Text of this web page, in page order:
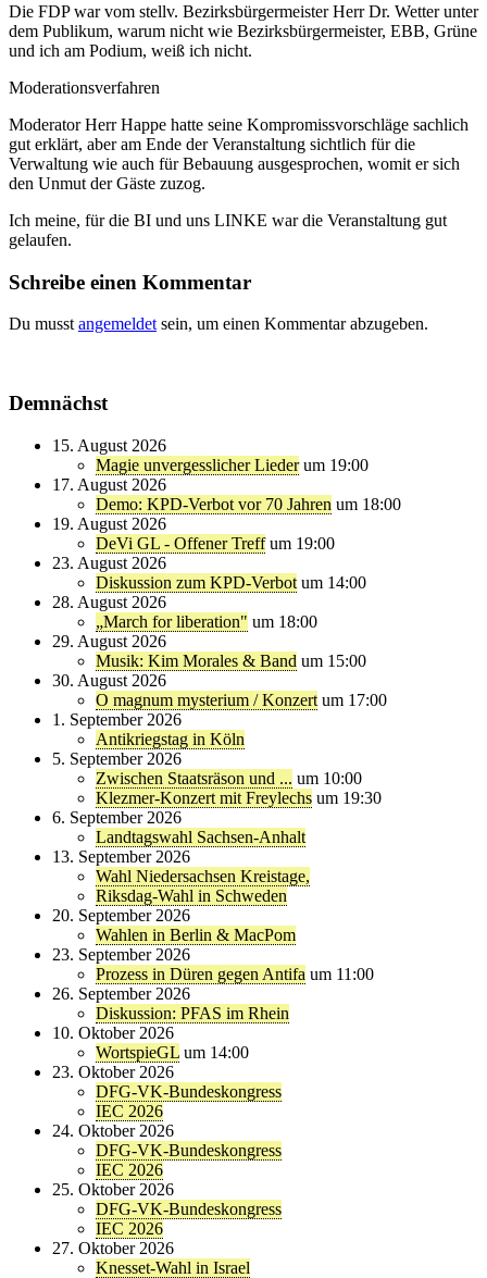
Die FDP war vom stellv. Bezirksbürgermeister Herr Dr. Wetter unter
dem Publikum, warum nicht wie Bezirksbürgermeister, EBB, Grüne
und ich am Podium, weiß ich nicht.
Moderationsverfahren
Moderator Herr Happe hatte seine Kompromissvorschläge sachlich
gut erklärt, aber am Ende der Veranstaltung sichtlich für die
Verwaltung wie auch für Bebauung ausgesprochen, womit er sich
den Unmut der Gäste zuzog.
Ich meine, für die BI und uns LINKE war die Veranstaltung gut
gelaufen.
Schreibe einen Kommentar
Du musst angemeldet sein, um einen Kommentar abzugeben.
Demnächst
15. August 2026
Magie unvergesslicher Lieder um 19:00
17. August 2026
Demo: KPD-Verbot vor 70 Jahren um 18:00
19. August 2026
DeVi GL - Offener Treff um 19:00
23. August 2026
Diskussion zum KPD-Verbot um 14:00
28. August 2026
„March for liberation" um 18:00
29. August 2026
Musik: Kim Morales & Band um 15:00
30. August 2026
O magnum mysterium / Konzert um 17:00
1. September 2026
Antikriegstag in Köln
5. September 2026
Zwischen Staatsräson und ... um 10:00
Klezmer-Konzert mit Freylechs um 19:30
6. September 2026
Landtagswahl Sachsen-Anhalt
13. September 2026
Wahl Niedersachsen Kreistage,
Riksdag-Wahl in Schweden
20. September 2026
Wahlen in Berlin & MacPom
23. September 2026
Prozess in Düren gegen Antifa um 11:00
26. September 2026
Diskussion: PFAS im Rhein
10. Oktober 2026
WortspieGL um 14:00
23. Oktober 2026
DFG-VK-Bundeskongress
IEC 2026
24. Oktober 2026
DFG-VK-Bundeskongress
IEC 2026
25. Oktober 2026
DFG-VK-Bundeskongress
IEC 2026
27. Oktober 2026
Knesset-Wahl in Israel